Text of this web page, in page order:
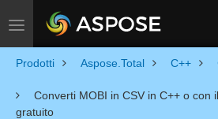
Toggle navigation
Prodotti Aspose.Total C++
Converti MOBI in CSV in C++ o con
gratuito